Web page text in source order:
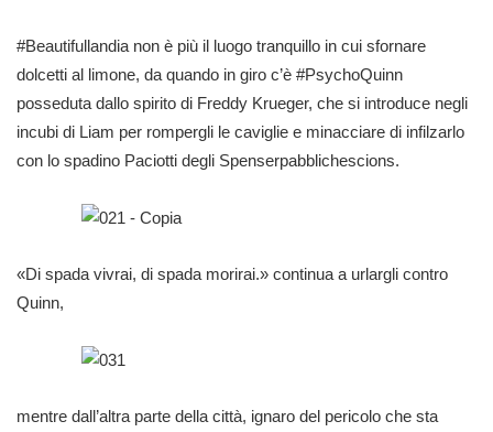
#Beautifullandia non è più il luogo tranquillo in cui sfornare
dolcetti al limone, da quando in giro c’è #PsychoQuinn
posseduta dallo spirito di Freddy Krueger, che si introduce negli
incubi di Liam per rompergli le caviglie e minacciare di infilzarlo
con lo spadino Paciotti degli Spenserpabblichescions.
«Di spada vivrai, di spada morirai.» continua a urlargli contro
Quinn,
mentre dall’altra parte della città, ignaro del pericolo che sta